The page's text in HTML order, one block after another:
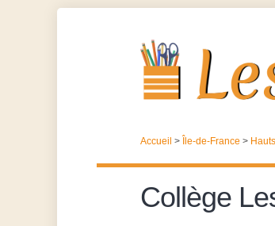
Accueil > Île-de-France >
Collège